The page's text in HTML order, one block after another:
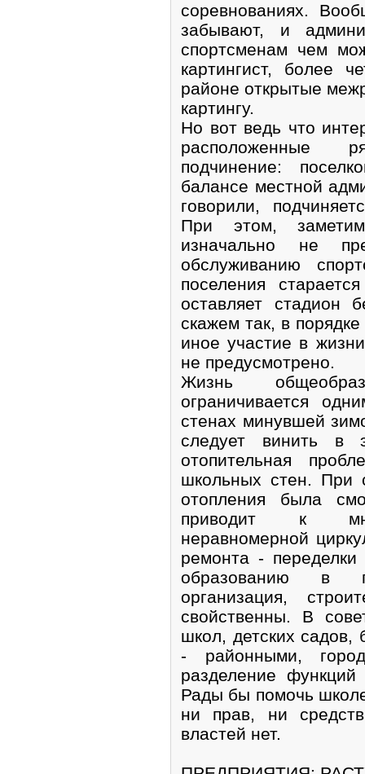
соревнованиях.
забывают, и
спортсменам чем
картингист, более
районе открытые
картингу.
Но вот ведь что
расположенные
подчинение:
балансе местной
говорили,
При этом,
изначально не
обслуживанию
поселения
оставляет стадион
скажем так, в
иное участие в
не предусмотрено.
Жизнь
ограничивается
стенах минувшей
следует винить в
отопительная
школьных стен. При
отопления была
приводит к
неравномерной
ремонта -
образованию в
организация,
свойственны. В
школ, детских садов,
- районными,
разделение
Рады бы помочь
ни прав, ни
властей нет.